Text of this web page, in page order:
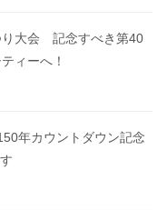
り大会 記念すべき第40
ィーへ！
年カウントダウン記念